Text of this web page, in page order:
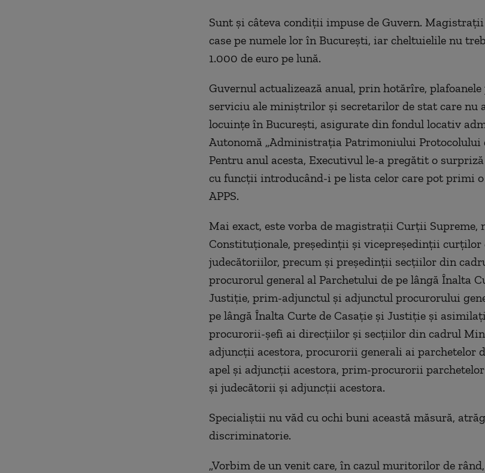
Sunt şi câteva condiţii impuse de Guvern.
case pe numele lor în Bucureşti, iar cheltuielile nu
1.000 de euro pe lună.
Guvernul actualizează anual, prin hotărîre,
serviciu ale miniştrilor şi secretarilor de stat care nu
locuinţe în Bucureşti, asigurate din fondul locativ
Autonomă „Administraţia Patrimoniului Protocolului
Pentru anul acesta, Executivul le-a pregătit o
cu funcţii introducând-i pe lista celor care pot primi o
APPS.
Mai exact, este vorba de magistraţii Curţii
Constituţionale, preşedinţii şi vicepreşedinţii curţilor
judecătoriilor, precum şi preşedinţii secţiilor din
procurorul general al Parchetului de pe lângă Înalta
Justiţie, prim-adjunctul şi adjunctul procurorului
pe lângă Înalta Curte de Casaţie şi Justiţie şi
procurorii-şefi ai direcţiilor şi secţiilor din cadrul
adjuncţii acestora, procurorii generali ai parchetelor
apel şi adjuncţii acestora, prim-procurorii
şi judecătorii şi adjuncţii acestora.
Specialiştii nu văd cu ochi buni această măsură,
discriminatorie.
„Vorbim de un venit care, în cazul muritorilor de